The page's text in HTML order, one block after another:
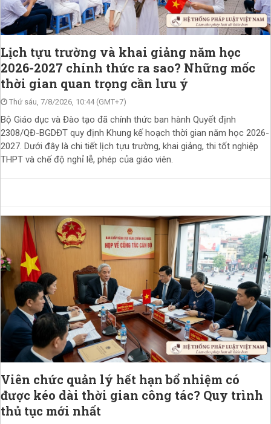
Lịch tựu trường và khai giảng năm học
2026-2027 chính thức ra sao? Những mốc
thời gian quan trọng cần lưu ý
Thứ sáu, 7/8/2026, 10:44 (GMT+7)
Bộ Giáo dục và Đào tạo đã chính thức ban hành Quyết định
2308/QĐ-BGDĐT quy định Khung kế hoạch thời gian năm học 2026-
2027. Dưới đây là chi tiết lịch tựu trường, khai giảng, thi tốt nghiệp
THPT và chế độ nghỉ lễ, phép của giáo viên.
Viên chức quản lý hết hạn bổ nhiệm có
được kéo dài thời gian công tác? Quy trình
thủ tục mới nhất